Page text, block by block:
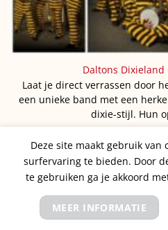
Daltons Dixieland
Laat je direct verrassen door
een unieke band met een
dixie-stijl. Hun
Deze site maakt gebruik van
surfervaring te bieden. Door
te gebruiken ga je akkoord
MEER INFORMATIE